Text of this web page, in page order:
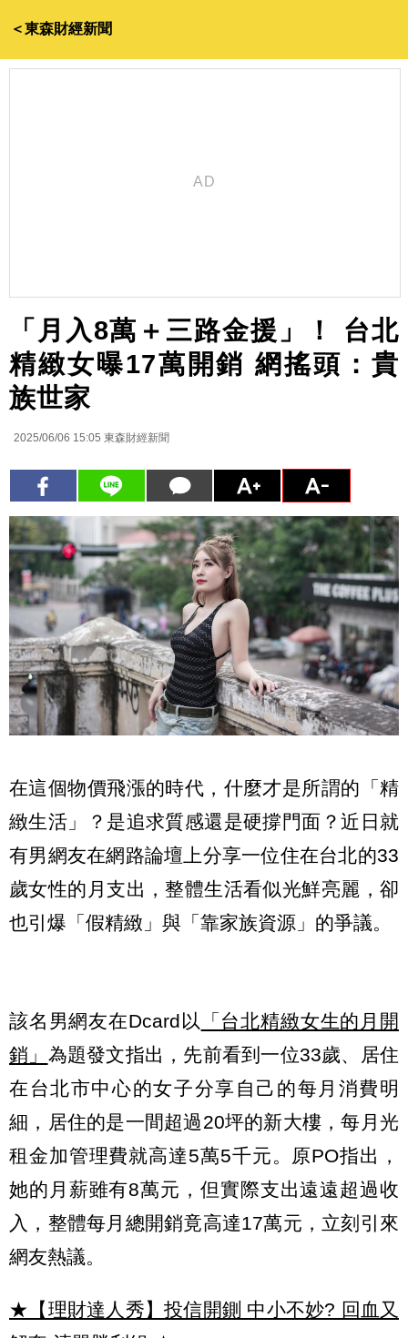
＜東森財經新聞
「月入8萬＋三路金援」！ 台北
精緻女曝17萬開銷 網搖頭：貴
族世家
2025/06/06 15:05 東森財經新聞
在這個物價飛漲的時代，什麼才是所謂的「精
緻生活」？是追求質感還是硬撐門面？近日就
有男網友在網路論壇上分享一位住在台北的33
歲女性的月支出，整體生活看似光鮮亮麗，卻
也引爆「假精緻」與「靠家族資源」的爭議。
該名男網友在Dcard以
「台北精緻女生的月開
銷」 為題發文指出，先前看到一位33歲、居住
在台北市中心的女子分享自己的每月消費明
細，居住的是一間超過20坪的新大樓，每月光
租金加管理費就高達5萬5千元。原PO指出，
她的月薪雖有8萬元，但實際支出遠遠超過收
入，整體每月總開銷竟高達17萬元，立刻引來
網友熱議。
★【理財達人秀】投信開鍘 中小不妙? 回血又